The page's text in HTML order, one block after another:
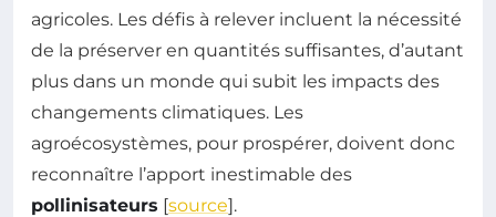
agricoles. Les défis à relever incluent la nécessité
de la préserver en quantités suffisantes, d’autant
plus dans un monde qui subit les impacts des
changements climatiques. Les
agroécosystèmes, pour prospérer, doivent donc
reconnaître l’apport inestimable des
pollinisateurs [source].